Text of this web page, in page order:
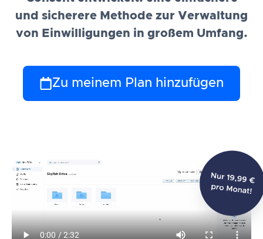
und sicherere Methode zur Verwaltung
von Einwilligungen in großem Umfang.
Zu meinem Plan hinzufügen